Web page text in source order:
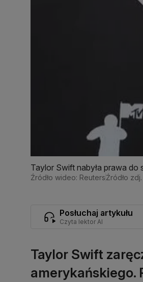
Taylor Swift nabyła prawa
Źródło wideo: ReutersŹródło
Posłuchaj artykułu
Czyta lektor AI
Taylor Swift
amerykańskiego.